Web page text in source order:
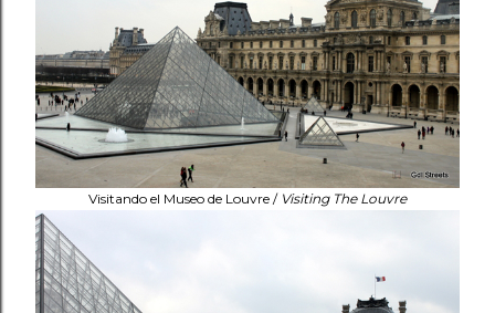
Visitando el Museo de Louvre / Visiting The Louvre